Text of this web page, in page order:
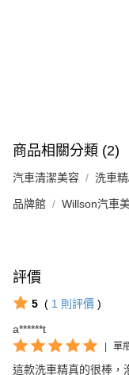
商品相關分類 (2)
汽車清潔美容 洗車
品牌館 Willson汽車
評價
5 ( 1 則評價 )
a******t
單
這款洗車精真的很棒，